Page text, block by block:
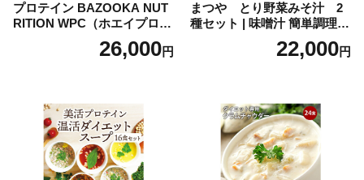
プロテイン BAZOOKA NUT
RITION WPC（ホエイプロテ
イン）＜プレーン＞ 900g｜
バズーカ岡田監修・植物由来
ロン [AIEN005]
26,000円
まつや とり野菜みそ汁 2
種セット | 味噌汁 簡単調理
お味噌 おみそ みそ とり野菜
時短料理 時短ごはん ご当地
22,000円